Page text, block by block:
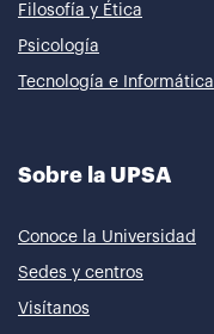
Filosofía y Ética
Psicología
Tecnología e Informática
Sobre la UPSA
Conoce la Universidad
Sedes y centros
Visítanos